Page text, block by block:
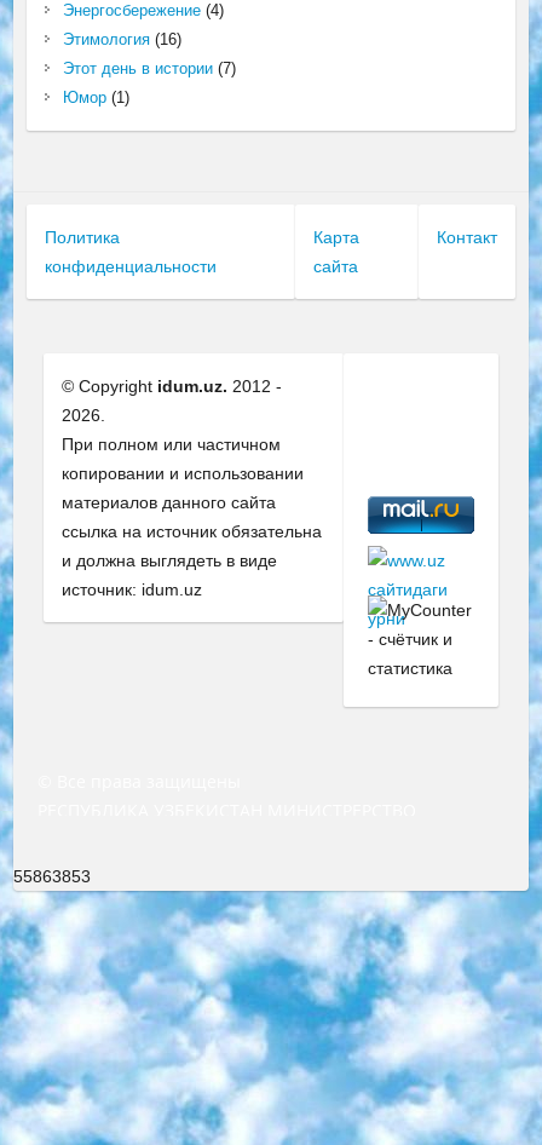
Энергосбережение(4)
Этимология(16)
Этот день в истории(7)
Юмор(1)
Политика
конфиденциальности
Карта
сайта
Контакт
© Copyright idum.uz. 2012 -
2026.
При полном или частичном
копировании и использовании
материалов данного сайта
ссылка на источник обязательна
и должна выглядеть в виде
источник: idum.uz
55863853